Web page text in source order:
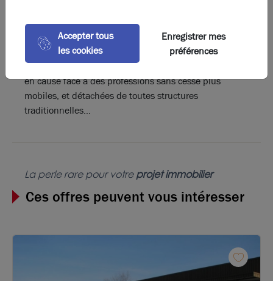
indépendants, commerciaux – ce mode de travail
contribue également à
changer la culture du travail
travers ce changement de paradigme, c’est peut-être
(à terme) l’essence même du salariat qui sera remise
en cause face à des professions sans cesse plus
mobiles, et détachées de toutes structures
traditionnelles…
La perle rare pour votreprojet immobilier
Ces offres peuvent vous intéresser
Accepter tous
les cookies
Enregistrer mes
préférences